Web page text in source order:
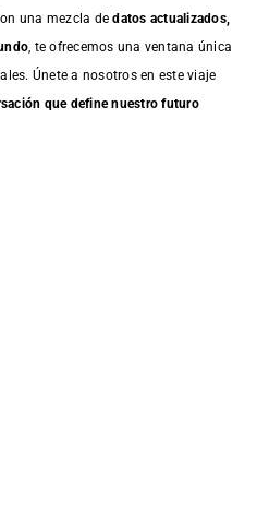
una mezcla dedatos actualizados,
, te ofrecemos una ventana única
Únete a nosotros en este viaje
que define nuestro futuro